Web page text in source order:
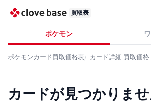
買取表
ポケモン
ポケモンカード買取価格表 カード詳細 買取価格
カードが見つかりま